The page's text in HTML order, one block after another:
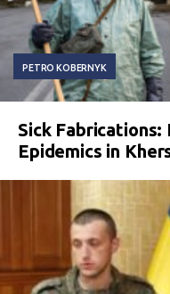
PETRO KOBERNYK
Sick Fabrications:
Epidemics in